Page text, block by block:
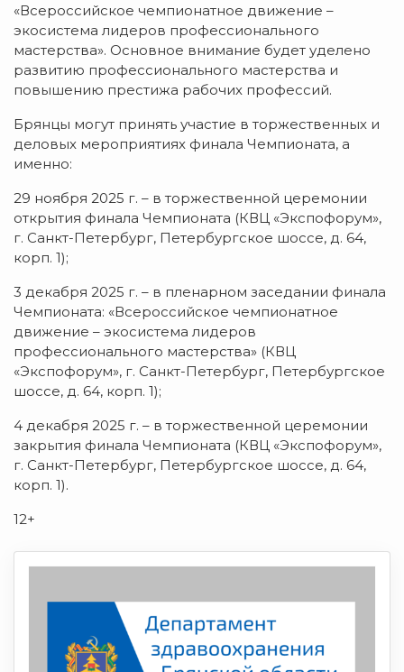
«Всероссийское чемпионатное движение –
экосистема лидеров профессионального
мастерства». Основное внимание будет уделено
развитию профессионального мастерства и
повышению престижа рабочих профессий.
Брянцы могут принять участие в торжественных и
деловых мероприятиях финала Чемпионата, а
именно:
29 ноября 2025 г. – в торжественной церемонии
открытия финала Чемпионата (КВЦ «Экспофорум»,
г. Санкт-Петербург, Петербургское шоссе, д. 64,
корп. 1);
3 декабря 2025 г. – в пленарном заседании финала
Чемпионата: «Всероссийское чемпионатное
движение – экосистема лидеров
профессионального мастерства» (КВЦ
«Экспофорум», г. Санкт-Петербург, Петербургское
шоссе, д. 64, корп. 1);
4 декабря 2025 г. – в торжественной церемонии
закрытия финала Чемпионата (КВЦ «Экспофорум»,
г. Санкт-Петербург, Петербургское шоссе, д. 64,
корп. 1).
12+